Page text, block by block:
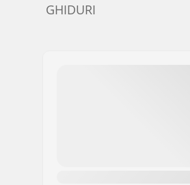
GHIDURI